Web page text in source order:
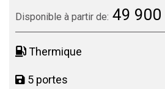
Disponible à partir de: 49 900
Thermique
5 portes